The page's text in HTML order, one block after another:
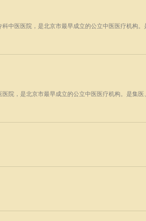
中医医院，是北京市最早成立的公立中医医疗机构
院，是北京市最早成立的公立中医医疗机构。是集